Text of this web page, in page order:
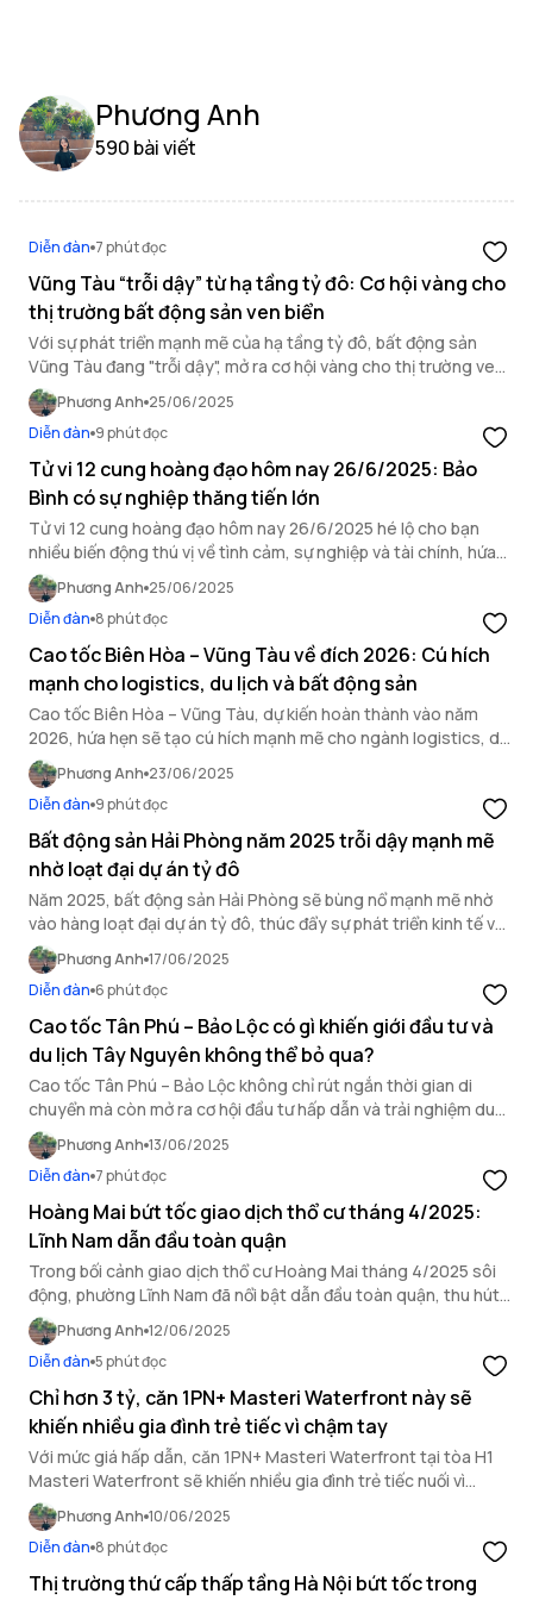
Phương Anh
590 bài viết
Diễn đàn 7 phút đọc
Vũng Tàu “trỗi dậy” từ hạ tầng tỷ đô: Cơ hội vàng cho
thị trường bất động sản ven biển
Với sự phát triển mạnh mẽ của hạ tầng tỷ đô, bất động sản
Vũng Tàu đang "trỗi dậy", mở ra cơ hội vàng cho thị trường ven
biển đầy tiềm năng này.
Phương Anh 25/06/2025
Diễn đàn 9 phút đọc
Tử vi 12 cung hoàng đạo hôm nay 26/6/2025: Bảo
Bình có sự nghiệp thăng tiến lớn
Tử vi 12 cung hoàng đạo hôm nay 26/6/2025 hé lộ cho bạn
nhiều biến động thú vị về tình cảm, sự nghiệp và tài chính, hứa
hẹn một ngày đầy màu sắc cảm xúc.
Phương Anh 25/06/2025
Diễn đàn 8 phút đọc
Cao tốc Biên Hòa – Vũng Tàu về đích 2026: Cú hích
mạnh cho logistics, du lịch và bất động sản
Cao tốc Biên Hòa – Vũng Tàu, dự kiến hoàn thành vào năm
2026, hứa hẹn sẽ tạo cú hích mạnh mẽ cho ngành logistics, du
lịch và thị trường bất động sản.
Phương Anh 23/06/2025
Diễn đàn 9 phút đọc
Bất động sản Hải Phòng năm 2025 trỗi dậy mạnh mẽ
nhờ loạt đại dự án tỷ đô
Năm 2025, bất động sản Hải Phòng sẽ bùng nổ mạnh mẽ nhờ
vào hàng loạt đại dự án tỷ đô, thúc đẩy sự phát triển kinh tế và
hạ tầng thành phố.
Phương Anh 17/06/2025
Diễn đàn 6 phút đọc
Cao tốc Tân Phú – Bảo Lộc có gì khiến giới đầu tư và
du lịch Tây Nguyên không thể bỏ qua?
Cao tốc Tân Phú – Bảo Lộc không chỉ rút ngắn thời gian di
chuyển mà còn mở ra cơ hội đầu tư hấp dẫn và trải nghiệm du
lịch tuyệt vời cho Tây Nguyên.
Phương Anh 13/06/2025
Diễn đàn 7 phút đọc
Hoàng Mai bứt tốc giao dịch thổ cư tháng 4/2025:
Lĩnh Nam dẫn đầu toàn quận
Trong bối cảnh giao dịch thổ cư Hoàng Mai tháng 4/2025 sôi
động, phường Lĩnh Nam đã nổi bật dẫn đầu toàn quận, thu hút
sự quan tâm của nhiều nhà đầu tư.
Phương Anh 12/06/2025
Diễn đàn 5 phút đọc
Chỉ hơn 3 tỷ, căn 1PN+ Masteri Waterfront này sẽ
khiến nhiều gia đình trẻ tiếc vì chậm tay
Với mức giá hấp dẫn, căn 1PN+ Masteri Waterfront tại tòa H1
Masteri Waterfront sẽ khiến nhiều gia đình trẻ tiếc nuối vì
không nhanh tay chớp lấy.
Phương Anh 10/06/2025
Diễn đàn 8 phút đọc
Thị trường thứ cấp thấp tầng Hà Nội bứt tốc trong